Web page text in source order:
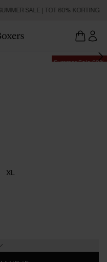
SALE | TOT 60% KORTING
Summer Sale 60%
XL